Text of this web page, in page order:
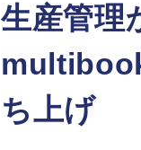
生産管理
ち上げ